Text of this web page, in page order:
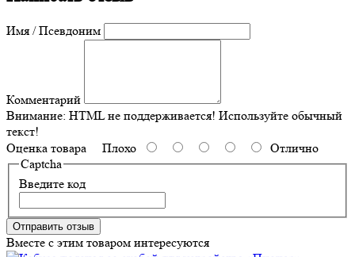
Имя / Псевдоним
Комментарий
Внимание: HTML не поддерживается! Используйте обычный
текст!
Оценка товара Плохо
Отлично
Captcha
Введите код
Отправить отзыв
Вместе с этим товаром интересуются